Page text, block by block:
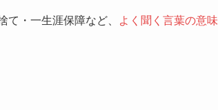
・一生涯保障など、
よく聞く言葉の意味